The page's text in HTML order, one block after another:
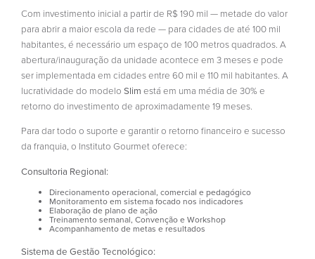
Com investimento inicial a partir de R$ 190 mil — metade do valor
para abrir a maior escola da rede — para cidades de até 100 mil
habitantes, é necessário um espaço de 100 metros quadrados. A
abertura/inauguração da unidade acontece em 3 meses e pode
ser implementada em cidades entre 60 mil e 110 mil habitantes. A
lucratividade do modelo Slim está em uma média de 30% e
retorno do investimento de aproximadamente 19 meses.
Para dar todo o suporte e garantir o retorno financeiro e sucesso
da franquia, o Instituto Gourmet oferece:
Consultoria Regional:
Direcionamento operacional, comercial e pedagógico
Monitoramento em sistema focado nos indicadores
Elaboração de plano de ação
Treinamento semanal, Convenção e Workshop
Acompanhamento de metas e resultados
Sistema de Gestão Tecnológico: